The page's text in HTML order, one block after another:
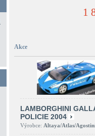
1
Akce
LAMBORGHINI
POLICIE 2004
Výrobce: Altaya/Atlas/